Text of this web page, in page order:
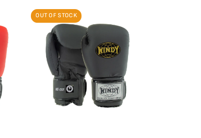
OUT OF STOCK